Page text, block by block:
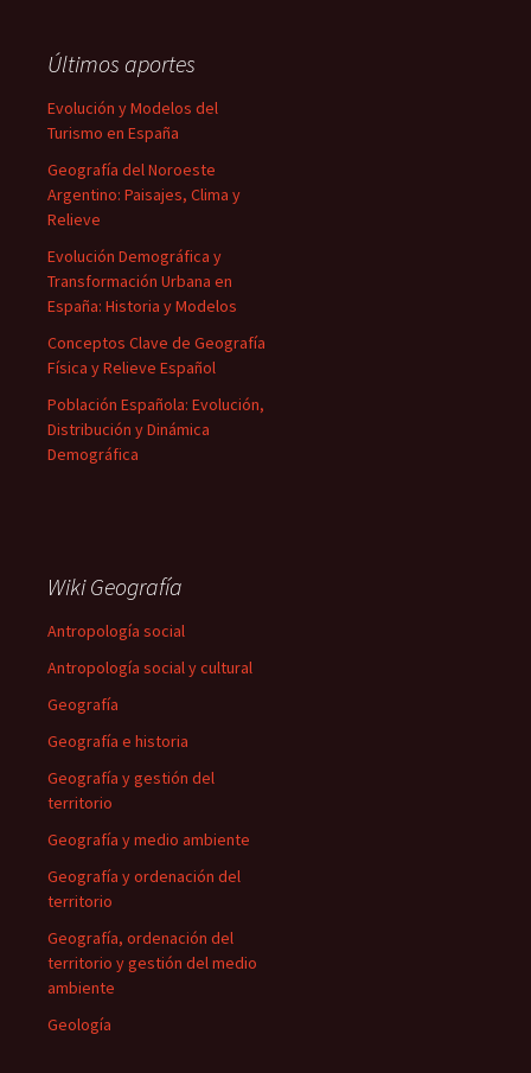
Últimos aportes
Evolución y Modelos del
Turismo en España
Geografía del Noroeste
Argentino: Paisajes, Clima y
Relieve
Evolución Demográfica y
Transformación Urbana en
España: Historia y Modelos
Conceptos Clave de Geografía
Física y Relieve Español
Población Española: Evolución,
Distribución y Dinámica
Demográfica
Wiki Geografía
Antropología social
Antropología social y cultural
Geografía
Geografía e historia
Geografía y gestión del
territorio
Geografía y medio ambiente
Geografía y ordenación del
territorio
Geografía, ordenación del
territorio y gestión del medio
ambiente
Geología